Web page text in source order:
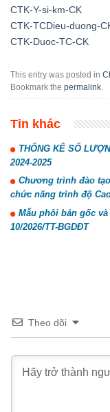
CTK-Y-si-km-CK
CTK-TCDieu-duong-
CTK-Duoc-TC-CK
This entry was posted in
Bookmark the permalink
Tin khác
THỐNG KÊ SỐ
2024-2025
Chương trình đào
chức năng trình độ
Mẫu phôi bản gốc
10/2026/TT-BGDĐT
Theo dõi